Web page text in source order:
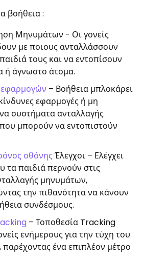
βοήθεια :
Μηνυμάτων - Οι γονείς
με ποιους ανταλλάσσουν
τους και να εντοπίσουν
ή άγνωστο άτομα.
– Βοήθεια μπλοκάρει
εφαρμογές ή μη
συστήματα ανταλλαγής
μπορούν να εντοπιστούν
οθόνηςΈλεγχοι – Ελέγχει
τα παιδιά περνούν στις
μηνυμάτων,
την πιθανότητα να κάνουν
συνδέσμους.
– Τοποθεσία Tracking
ενήμερους για την τύχη του
παρέχοντας ένα επιπλέον μέτρο